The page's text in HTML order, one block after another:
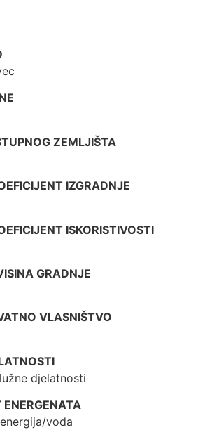
ZEMLJIŠTA
IZGRADNJE
ISKORISTIVOSTI
GRADNJE
VLASNIŠTVO
djelatnosti
voda